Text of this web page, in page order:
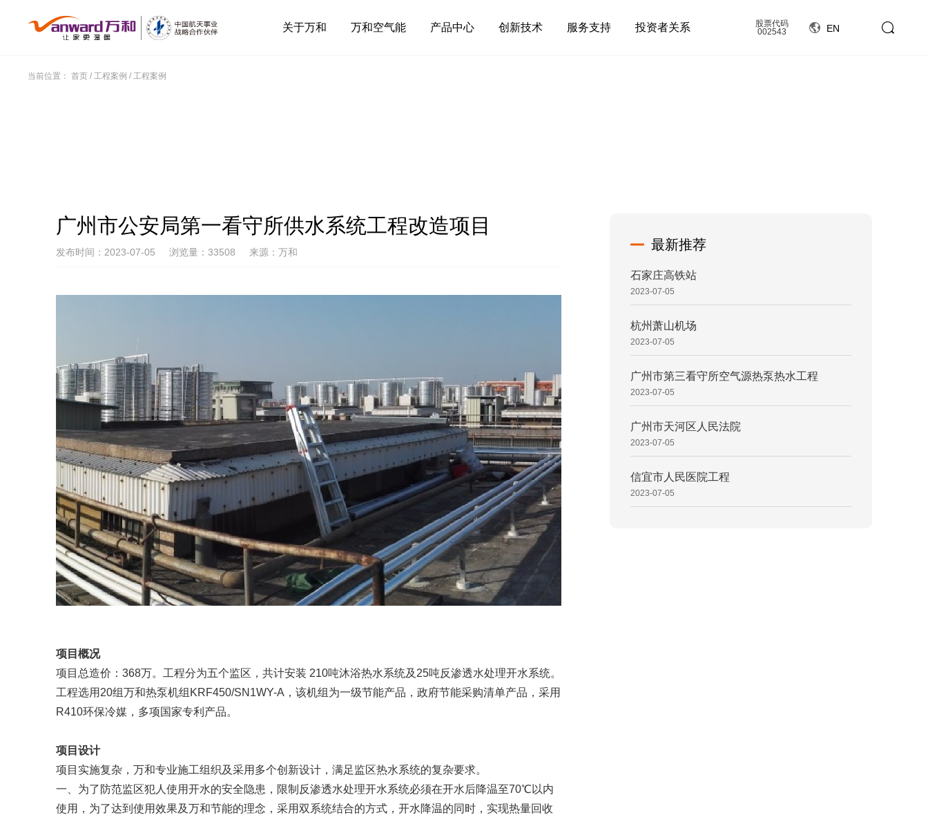
关于万和 万和空气能 产品中心 创新技术 服务支持 投资者关系
股票代码
002543
EN
当前位置：首页 /工程案例 /工程案例
广州市公安局第一看守所供水系统工程改造项目
发布时间：2023-07-05 浏览量：33508 来源：万和
项目概况
项目总造价：368万。工程分为五个监区，共计安装 210吨沐浴热水系统及25吨反渗透水处理开水系统。
工程选用20组万和热泵机组KRF450/SN1WY-A，该机组为一级节能产品，政府节能采购清单产品，采用
R410环保冷媒，多项国家专利产品。
项目设计
项目实施复杂，万和专业施工组织及采用多个创新设计，满足监区热水系统的复杂要求。
一、为了防范监区犯人使用开水的安全隐患，限制反渗透水处理开水系统必须在开水后降温至70℃以内
使用，为了达到使用效果及万和节能的理念，采用双系统结合的方式，开水降温的同时，实现热量回收
最新推荐
石家庄高铁站
2023-07-05
杭州萧山机场
2023-07-05
广州市第三看守所空气源热泵热水工程
2023-07-05
广州市天河区人民法院
2023-07-05
信宜市人民医院工程
2023-07-05